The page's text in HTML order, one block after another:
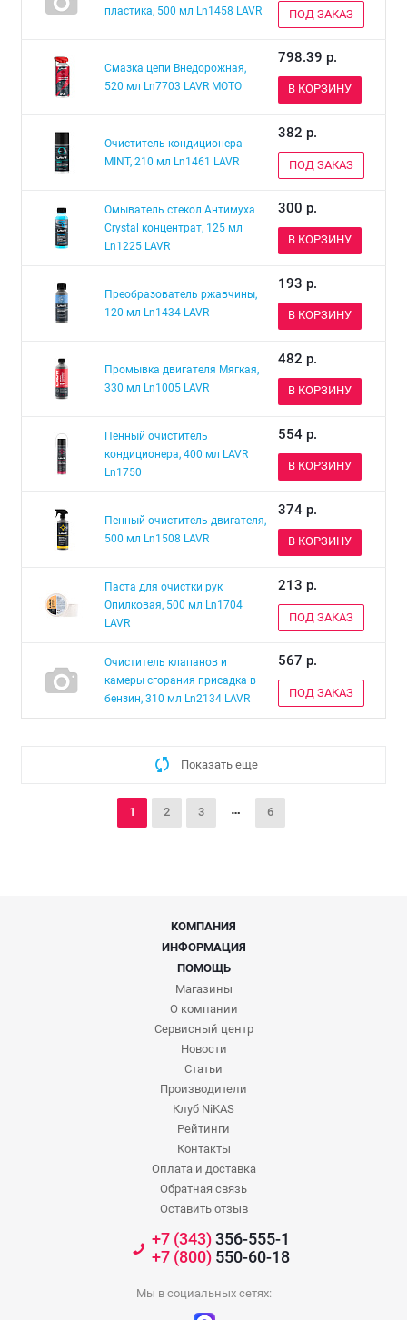
пластика, 500 мл Ln1458 LAVR
ПОД ЗАКАЗ
Смазка цепи Внедорожная,
520 мл Ln7703 LAVR MOTO
798.39 р.
В КОРЗИНУ
Очиститель кондиционера
MINT, 210 мл Ln1461 LAVR
382 р.
ПОД ЗАКАЗ
Омыватель стекол Антимуха
Crystal концентрат, 125 мл
Ln1225 LAVR
300 р.
В КОРЗИНУ
Преобразователь ржавчины,
120 мл Ln1434 LAVR
193 р.
В КОРЗИНУ
Промывка двигателя Мягкая,
330 мл Ln1005 LAVR
482 р.
В КОРЗИНУ
Пенный очиститель
кондиционера, 400 мл LAVR
Ln1750
554 р.
В КОРЗИНУ
Пенный очиститель двигателя,
500 мл Ln1508 LAVR
374 р.
В КОРЗИНУ
Паста для очистки рук
Опилковая, 500 мл Ln1704
LAVR
213 р.
ПОД ЗАКАЗ
Очиститель клапанов и
камеры сгорания присадка в
бензин, 310 мл Ln2134 LAVR
567 р.
ПОД ЗАКАЗ
Показать еще
1 2 3 6
КОМПАНИЯ
ИНФОРМАЦИЯ
ПОМОЩЬ
Магазины
О компании
Сервисный центр
Новости
Статьи
Производители
Клуб NiKAS
Рейтинги
Контакты
Оплата и доставка
Обратная связь
Оставить отзыв
+7 (343)356-555-1
+7 (800)550-60-18
Мы в социальных сетях: